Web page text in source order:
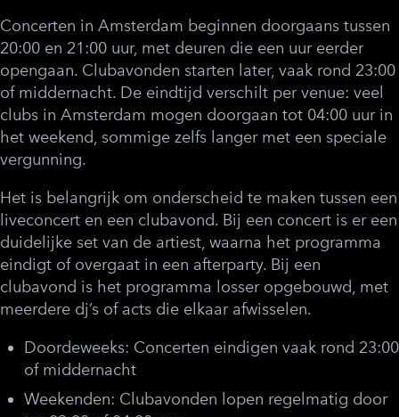
Concerten in Amsterdam beginnen doorgaans tussen
20:00 en 21:00 uur, met deuren die een uur eerder
opengaan. Clubavonden starten later, vaak rond 23:00
of middernacht. De eindtijd verschilt per venue: veel
clubs in Amsterdam mogen doorgaan tot 04:00 uur in
het weekend, sommige zelfs langer met een speciale
vergunning.
Het is belangrijk om onderscheid te maken tussen een
liveconcert en een clubavond. Bij een concert is er een
duidelijke set van de artiest, waarna het programma
eindigt of overgaat in een afterparty. Bij een
clubavond is het programma losser opgebouwd, met
meerdere dj’s of acts die elkaar afwisselen.
Doordeweeks: Concerten eindigen vaak rond 23:00
of middernacht
Weekenden: Clubavonden lopen regelmatig door